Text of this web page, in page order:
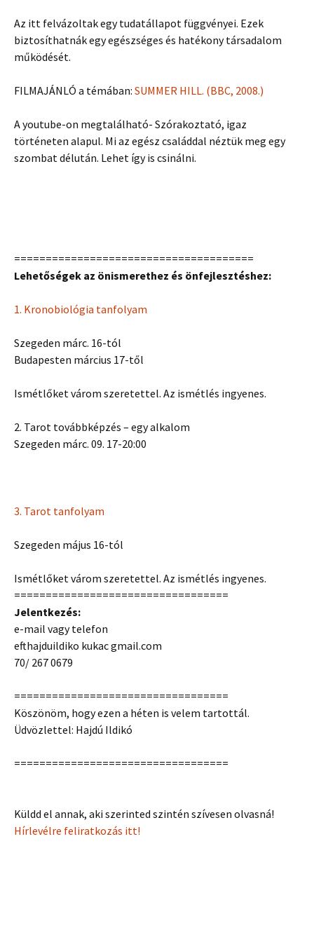
Az itt felvázoltak egy tudatállapot függvényei. Ezek
biztosíthatnák egy egészséges és hatékony társadalom
működését.
FILMAJÁNLÓ a témában: SUMMER HILL. (BBC, 2008.)
A youtube-on megtalálható- Szórakoztató, igaz
történeten alapul. Mi az egész családdal néztük meg egy
szombat délután. Lehet így is csinálni.
======================================
Lehetőségek az önismerethez és önfejlesztéshez:
1. Kronobiológia tanfolyam
Szegeden márc. 16-tól
Budapesten március 17-től
Ismétlőket várom szeretettel. Az ismétlés ingyenes.
2. Tarot továbbképzés – egy alkalom
Szegeden márc. 09. 17-20:00
3. Tarot tanfolyam
Szegeden május 16-tól
Ismétlőket várom szeretettel. Az ismétlés ingyenes.
==================================
Jelentkezés:
e-mail vagy telefon
efthajduildiko kukac gmail.com
70/ 267 0679
==================================
Köszönöm, hogy ezen a héten is velem tartottál.
Üdvözlettel: Hajdú Ildikó
==================================
Küldd el annak, aki szerinted szintén szívesen olvasná!
Hírlevélre feliratkozás itt!